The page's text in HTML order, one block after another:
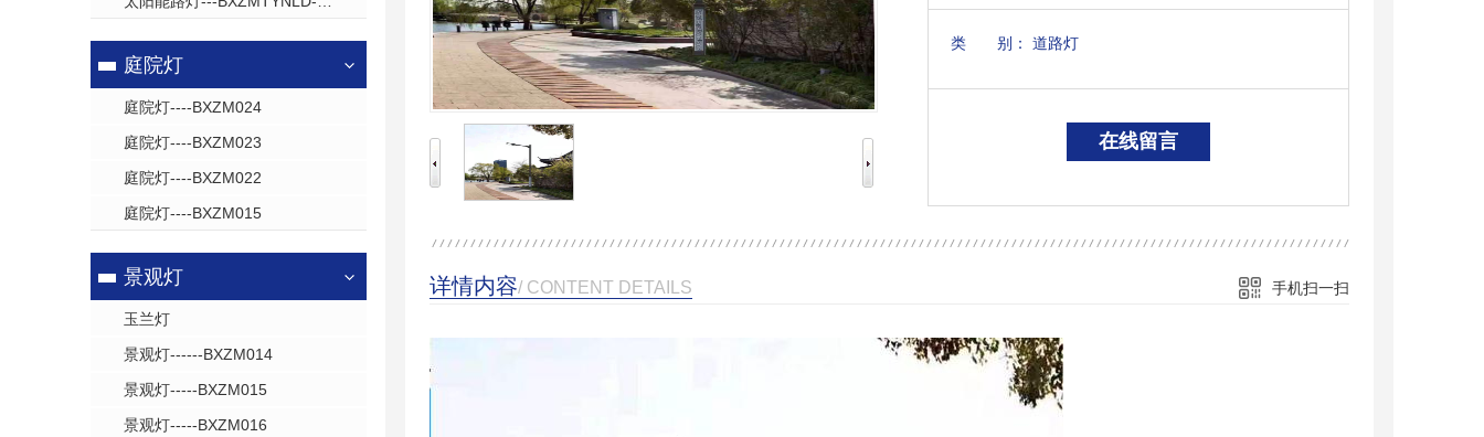
庭院灯
庭院灯----BXZM024
庭院灯----BXZM023
庭院灯----BXZM022
庭院灯----BXZM015
景观灯
玉兰灯
景观灯------BXZM014
景观灯-----BXZM015
景观灯-----BXZM016
类 别： 道路灯
在线留言
详情内容/ CONTENT DETAILS 手机扫一扫